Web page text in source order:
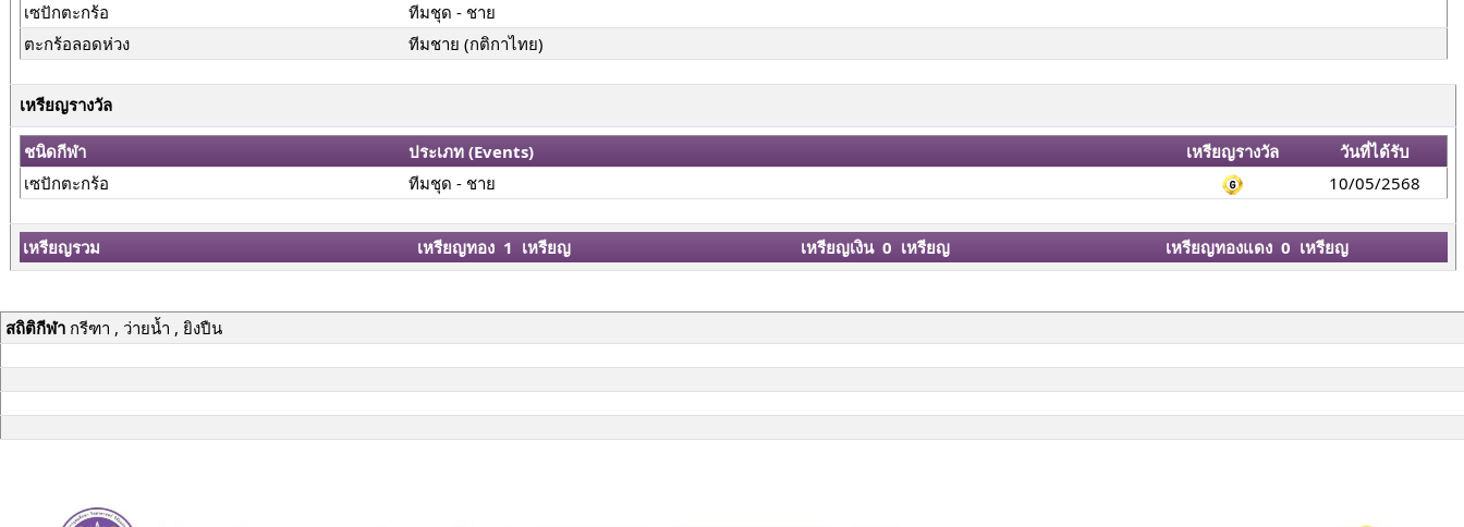
เซปักตะกร้อ
ทีมชุด - ชาย
ตะกร้อลอดห่วง
ทีมชาย (กติกาไทย)
เหรียญรางวัล
ชนิดกีฬา ประเภท (Events) เหรียญรางวัล
วันที่ได้รับ
เซปักตะกร้อ
ทีมชุด - ชาย 10/05/2568
เหรียญรวม เหรียญทอง 1 เหรียญ เหรียญเงิน 0 เหรียญ เหรียญทองแดง 0 เหรียญ
สถิติกีฬากรีฑา , ว่ายน้ำ , ยิงปืน